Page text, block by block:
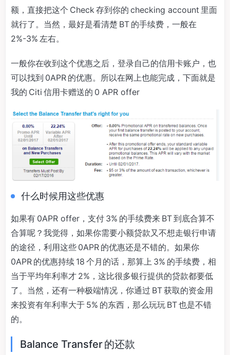
额，直接把这个 Check 存到你的 checking account 里面
就行了。当然，最好是看清楚 BT 的手续费，一般在
2%-3% 左右。
一般你在收到这个优惠之后，登录自己的信用卡账户，也
可以找到 0APR 的优惠。所以在网上也能完成，下面就是
我的 Citi 信用卡赠送的 0 APR offer
什么时候用这些优惠
如果有 0APR offer，支付 3% 的手续费来 BT 到底合算不
合算呢？我觉得，如果你需要小额贷款又不想走银行申请
的途径，利用这些 0APR 的优惠还是不错的。如果你
0APR 的优惠持续 18 个月的话，那算上 3% 的手续费，相
当于平均年利率才 2%，这比很多银行提供的贷款都要低
了。当然，还有一种极端情况，你通过 BT 获取的资金用
来投资有年利率大于 5% 的东西，那么玩玩 BT 也是不错
的。
Balance Transfer 的还款